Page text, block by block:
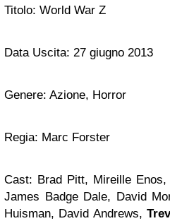
Titolo: World War Z
Data Uscita: 27 giugno 2013
Genere: Azione, Horror
Regia: Marc Forster
Cast: Brad Pitt, Mireille
James Badge Dale, David
Huisman, David Andrews,